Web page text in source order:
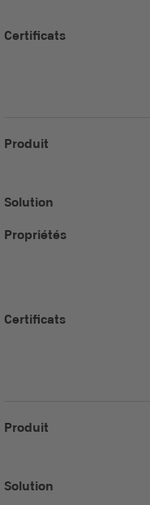
Certificats
Produit
Solution
Propriétés
Certificats
Produit
Solution